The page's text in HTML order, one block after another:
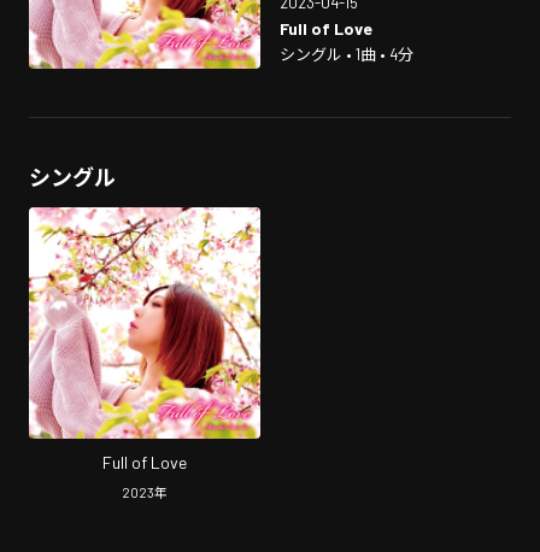
Full of Love
シングル • 1曲 • 4分
シングル
Full of Love
2023年